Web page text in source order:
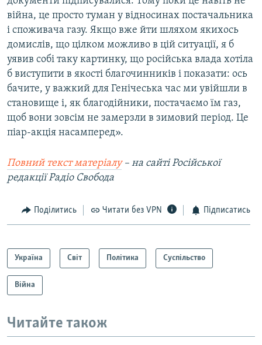
війна, це просто туман у відносинах постачальника
і споживача газу. Якщо вже йти шляхом якихось
домислів, що цілком можливо в цій ситуації, я б
уявив собі таку картинку, що російська влада хотіла
б виступити в якості благочинників і показати: ось
бачите, у важкий для Генічеська час ми увійшли в
становище і, як благодійники, постачаємо їм газ,
щоб вони зовсім не замерзли в зимовий період. Це
піар-акція насамперед».
Повний текст матеріалу– на сайті Російської
редакції Радіо Свобода
Поділитись Читати без VPN Підписатись
Україна Світ Політика Суспільство
Війна
Читайте також